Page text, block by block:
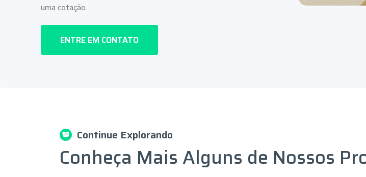
uma cotação.
ENTRE EM CONTATO
Continue Explorando
Conheça Mais Alguns de Nossos